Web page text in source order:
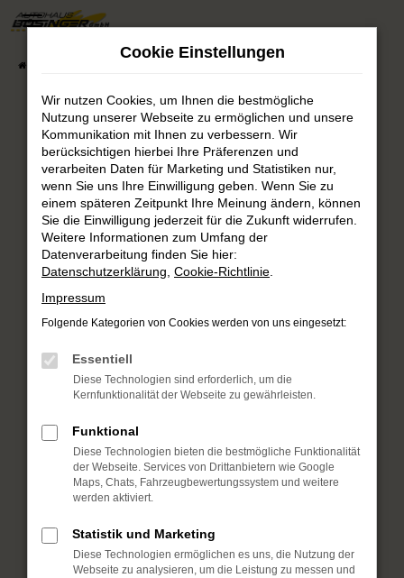
Zum
springen
Fahrzeug-Showroom
Fehler: Network Error
Beim Laden ist ein Fehler aufgetreten.
Hier sind ein paar Tipps, die dir helfen können:
Überprüfe deine Firewall und deine
Internetverbindung.
Laden andere Webseiten, zum Beispiel deine
Manche Erweiterungen, wie Werbeblocker,
können das Laden bestimmter Seiten
verhindern. Funktioniert die Seite in einem
anderen Browser oder in einem privaten
Starte dein Gerät neu.
Das kann manchmal helfen, vorübergehende
Probleme zu beheben.
Stelle sicher, dass dein Browser und dein
Betriebssystem auf dem neuesten Stand
Veraltete Software birgt nicht nur ein
Cookie Einstellungen
Wir nutzen Cookies, um Ihnen die bestmögliche
Nutzung unserer Webseite zu ermöglichen und unsere
Kommunikation mit Ihnen zu verbessern. Wir
berücksichtigen hierbei Ihre Präferenzen und
verarbeiten Daten für Marketing und Statistiken nur,
wenn Sie uns Ihre Einwilligung geben. Wenn Sie zu
einem späteren Zeitpunkt Ihre Meinung ändern, können
Sie die Einwilligung jederzeit für die Zukunft widerrufen.
Weitere Informationen zum Umfang der
Datenverarbeitung finden Sie hier:
Datenschutzerklärung Cookie-Richtlinie
Impressum
Folgende Kategorien von Cookies werden von uns eingesetzt:
Essentiell
Diese Technologien sind erforderlich, um die
Kernfunktionalität der Webseite zu gewährleisten.
Funktional
Diese Technologien bieten die bestmögliche Funktionalität
der Webseite. Services von Drittanbietern wie Google
Maps, Chats, Fahrzeugbewertungssystem und weitere
werden aktiviert.
Statistik und Marketing
Diese Technologien ermöglichen es uns, die Nutzung der
Webseite zu analysieren, um die Leistung zu messen und